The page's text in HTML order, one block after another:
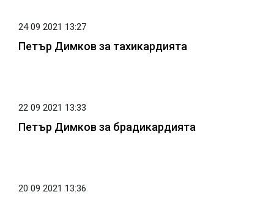
24 09 2021 13:27
Петър Димков за тахикардията
22 09 2021 13:33
Петър Димков за брадикардията
20 09 2021 13:36